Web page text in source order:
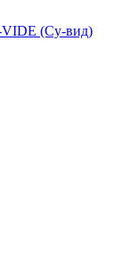
VIDE (Су-вид)